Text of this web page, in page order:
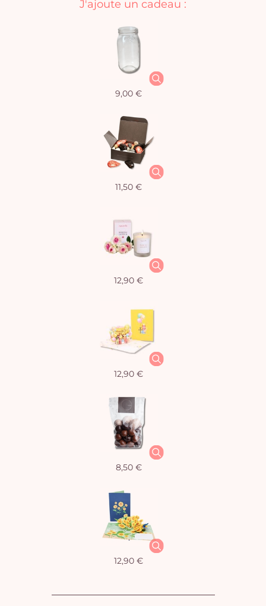
J'ajoute un cadeau :
9,00 €
11,50 €
12,90 €
12,90 €
8,50 €
12,90 €